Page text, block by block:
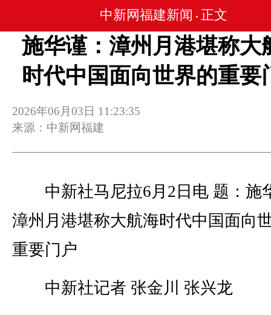
中新网福建新闻 • 正文
施华谨：漳州月港堪称大
时代中国面向世界的重要
2026年06月03日 11:23:35
来源：中新网福建
中新社马尼拉6月2日电 题：施
漳州月港堪称大航海时代中国面向
重要门户
中新社记者 张金川 张兴龙